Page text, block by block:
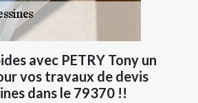
avec PETRY Tony un
vos travaux de devis
dans le 79370 !!